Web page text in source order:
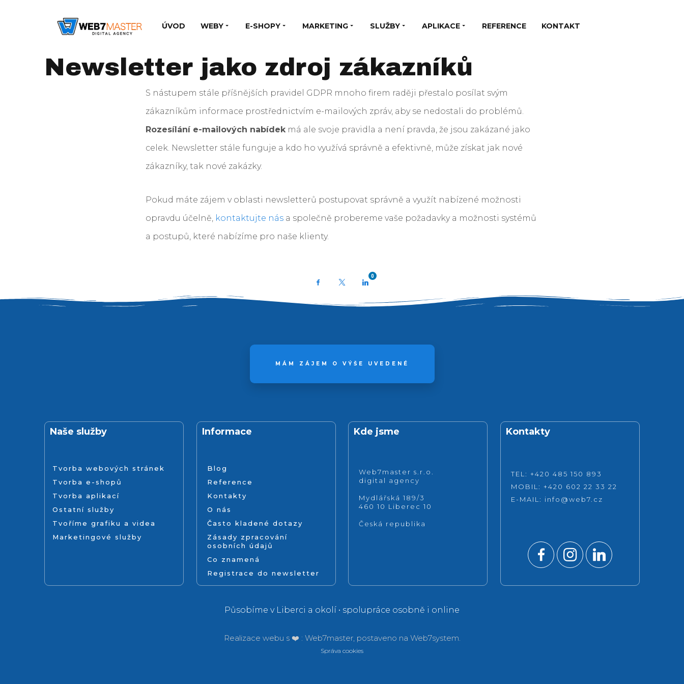
ÚVOD WEBY E-SHOPY MARKETING SLUŽBY APLIKACE REFERENCE KONTAKT
Newsletter jako zdroj zákazníků
S nástupem stále příšnějších pravidel GDPR mnoho firem raději přestalo posílat svým
zákazníkům informace prostřednictvím e-mailových zpráv, aby se nedostali do problémů.
Rozesílání e-mailových nabídekmá ale svoje pravidla a není pravda, že jsou zakázané jako
celek. Newsletter stále funguje a kdo ho využívá správně a efektivně, může získat jak nové
zákazníky, tak nové zakázky.
Pokud máte zájem v oblasti newsletterů postupovat správně a využít nabízené možnosti
opravdu účelně, kontaktujte nás a společně probereme vaše požadavky a možnosti systémů
a postupů, které nabízíme pro naše klienty.
Facebook
0
MÁM ZÁJEM O VÝŠE UVEDENÉ
Naše služby
Tvorba webových stránek
Tvorba e-shopů
Tvorba aplikací
Ostatní služby
Tvoříme grafiku a videa
Marketingové služby
Informace
Blog
Reference
Kontakty
O nás
Často kladené dotazy
Zásady zpracování
osobních údajů
Co znamená
Registrace do newsletter
Kde jsme
Web7master s.r.o.
digital agency
Mydlářská 189/3
460 10 Liberec 10
Česká republika
Kontakty
TEL: +420 485 150 893
MOBIL: +420 602 22 33 22
E-MAIL: info@web7.cz
Působíme v Liberci a okolí • spolupráce osobně i online
Realizace webu s ❤️ : Web7master, postaveno na Web7system.
Správa cookies